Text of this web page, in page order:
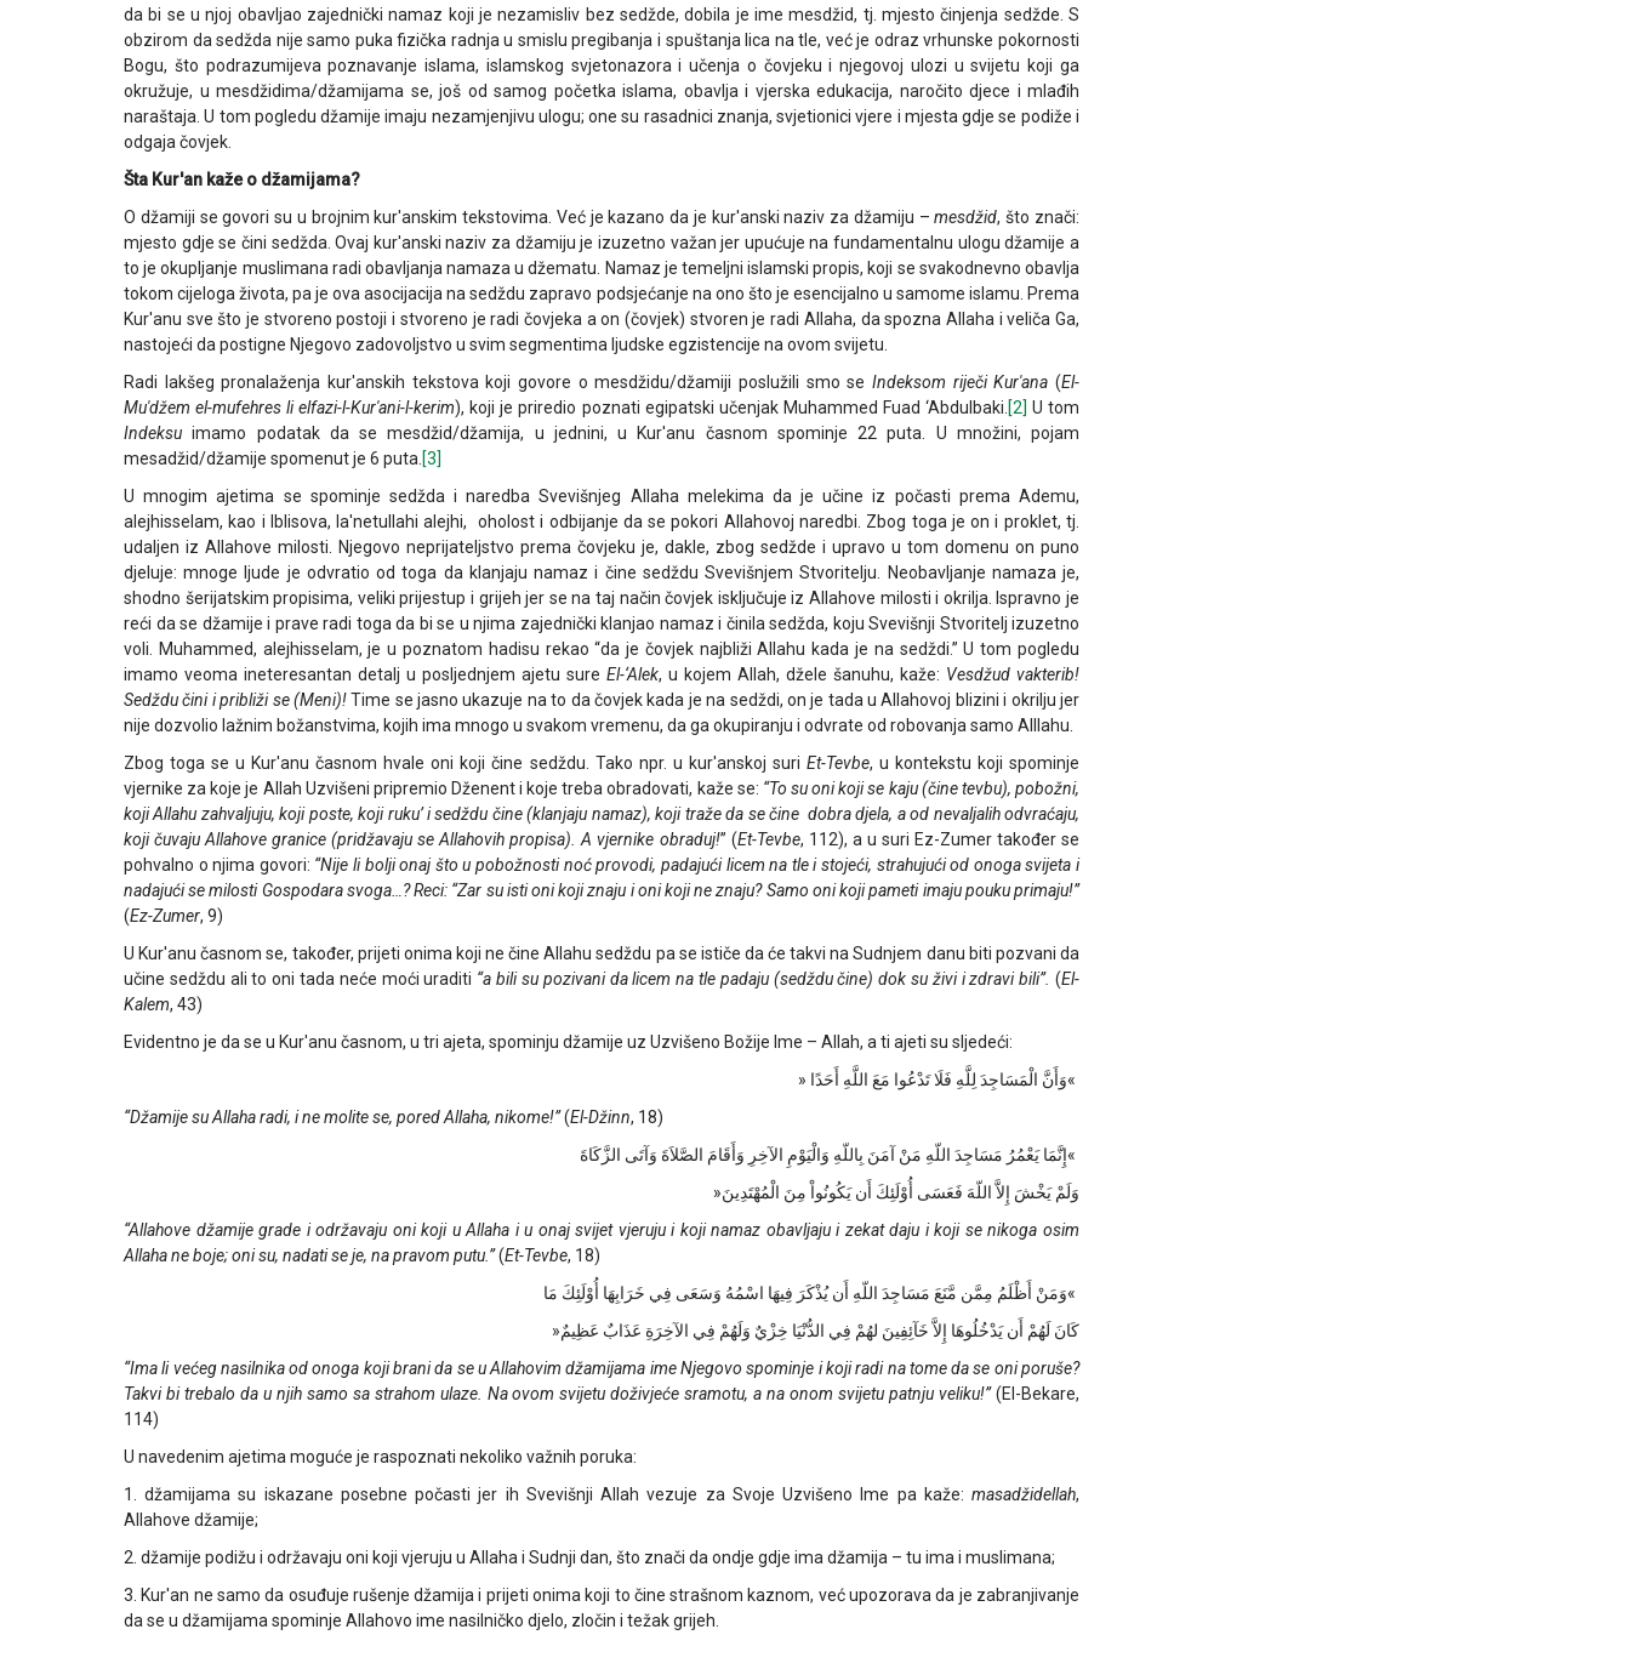
da bi se u njoj obavljao zajednički namaz koji je nezamisliv bez sedžde, dobila je ime mesdžid, tj. mjesto činjenja sedžde. S
obzirom da sedžda nije samo puka fizička radnja u smislu pregibanja i spuštanja lica na tle, već je odraz vrhunske pokornosti
Bogu, što podrazumijeva poznavanje islama, islamskog svjetonazora i učenja o čovjeku i njegovoj ulozi u svijetu koji ga
okružuje, u mesdžidima/džamijama se, još od samog početka islama, obavlja i vjerska edukacija, naročito djece i mlađih
naraštaja. U tom pogledu džamije imaju nezamjenjivu ulogu; one su rasadnici znanja, svjetionici vjere i mjesta gdje se podiže i
odgaja čovjek.
Šta Kur'an kaže o džamijama?
O džamiji se govori su u brojnim kur'anskim tekstovima. Već je kazano da je kur'anski naziv za džamiju –mesdžid, što znači:
mjesto gdje se čini sedžda. Ovaj kur'anski naziv za džamiju je izuzetno važan jer upućuje na fundamentalnu ulogu džamije a
to je okupljanje muslimana radi obavljanja namaza u džematu. Namaz je temeljni islamski propis, koji se svakodnevno obavlja
tokom cijeloga života, pa je ova asocijacija na sedždu zapravo podsjećanje na ono što je esencijalno u samome islamu. Prema
Kur'anu sve što je stvoreno postoji i stvoreno je radi čovjeka a on (čovjek) stvoren je radi Allaha, da spozna Allaha i veliča Ga,
nastojeći da postigne Njegovo zadovoljstvo u svim segmentima ljudske egzistencije na ovom svijetu.
Radi lakšeg pronalaženja kur'anskih tekstova koji govore o mesdžidu/džamiji poslužili smo se Indeksom riječi Kur'ana (El-
Mu'džem el-mufehres li elfazi-l-Kur'ani-l-kerim), koji je priredio poznati egipatski učenjak Muhammed Fuad ‘Abdulbaki. [2] U tom
Indeksu imamo podatak da se mesdžid/džamija, u jednini, u Kur'anu časnom spominje 22 puta. U množini, pojam
mesadžid/džamije spomenut je 6 puta. [3]
U mnogim ajetima se spominje sedžda i naredba Svevišnjeg Allaha melekima da je učine iz počasti prema Ademu,
alejhisselam, kao i Iblisova, la'netullahi alejhi, oholost i odbijanje da se pokori Allahovoj naredbi. Zbog toga je on i proklet, tj.
udaljen iz Allahove milosti. Njegovo neprijateljstvo prema čovjeku je, dakle, zbog sedžde i upravo u tom domenu on puno
djeluje: mnoge ljude je odvratio od toga da klanjaju namaz i čine sedždu Svevišnjem Stvoritelju. Neobavljanje namaza je,
shodno šerijatskim propisima, veliki prijestup i grijeh jer se na taj način čovjek isključuje iz Allahove milosti i okrilja. Ispravno je
reći da se džamije i prave radi toga da bi se u njima zajednički klanjao namaz i činila sedžda, koju Svevišnji Stvoritelj izuzetno
voli. Muhammed, alejhisselam, je u poznatom hadisu rekao “da je čovjek najbliži Allahu kada je na sedždi.” U tom pogledu
imamo veoma ineteresantan detalj u posljednjem ajetu sure El-‘Alek, u kojem Allah, džele šanuhu, kaže: Vesdžud vakterib!
Sedždu čini i približi se (Meni)!Time se jasno ukazuje na to da čovjek kada je na sedždi, on je tada u Allahovoj blizini i okrilju jer
nije dozvolio lažnim božanstvima, kojih ima mnogo u svakom vremenu, da ga okupiranju i odvrate od robovanja samo Alllahu.
Zbog toga se u Kur'anu časnom hvale oni koji čine sedždu. Tako npr. u kur'anskoj suri Et-Tevbe, u kontekstu koji spominje
vjernike za koje je Allah Uzvišeni pripremio Dženent i koje treba obradovati, kaže se: “To su oni koji se kaju (čine tevbu), pobožni,
koji Allahu zahvaljuju, koji poste, koji ruku’ i sedždu čine (klanjaju namaz), koji traže da se čine dobra djela, a od nevaljalih odvraćaju,
koji čuvaju Allahove granice (pridžavaju se Allahovih propisa). A vjernike obraduj!” (Et-Tevbe, 112), a u suri Ez-Zumer također se
pohvalno o njima govori: “Nije li bolji onaj što u pobožnosti noć provodi, padajući licem na tle i stojeći, strahujući od onoga svijeta i
nadajući se milosti Gospodara svoga…? Reci: “Zar su isti oni koji znaju i oni koji ne znaju? Samo oni koji pameti imaju pouku primaju!”
(Ez-Zumer, 9)
U Kur'anu časnom se, također, prijeti onima koji ne čine Allahu sedždu pa se ističe da će takvi na Sudnjem danu biti pozvani da
učine sedždu ali to oni tada neće moći uraditi “a bili su pozivani da licem na tle padaju (sedždu čine) dok su živi i zdravi bili”. (El-
Kalem, 43)
Evidentno je da se u Kur'anu časnom, u tri ajeta, spominju džamije uz Uzvišeno Božije Ime – Allah, a ti ajeti su sljedeći:
»وَأَنَّ الْمَسَاجِدَ لِلَّهِ فَلَا تَدْعُوا مَعَ اللَّهِ أَحَدًا «
“Džamije su Allaha radi, i ne molite se, pored Allaha, nikome!”(El-Džinn, 18)
»إِنَّمَا يَعْمُرُ مَسَاجِدَ اللّهِ مَنْ آمَنَ بِاللّهِ وَالْيَوْمِ الآخِرِ وَأَقَامَ الصَّلاَةَ وَآتَى الزَّكَاةَ
وَلَمْ يَخْشَ إِلاَّ اللّهَ فَعَسَى أُوْلَئِكَ أَن يَكُونُواْ مِنَ الْمُهْتَدِينَ«
“Allahove džamije grade i održavaju oni koji u Allaha i u onaj svijet vjeruju i koji namaz obavljaju i zekat daju i koji se nikoga osim
Allaha ne boje; oni su, nadati se je, na pravom putu.”(Et-Tevbe, 18)
»وَمَنْ أَظْلَمُ مِمَّن مَّنَعَ مَسَاجِدَ اللّهِ أَن يُذْكَرَ فِيهَا اسْمُهُ وَسَعَى فِي خَرَابِهَا أُوْلَئِكَ مَا
كَانَ لَهُمْ أَن يَدْخُلُوهَا إِلاَّ خَآئِفِينَ لهُمْ فِي الدُّنْيَا خِزْيٌ وَلَهُمْ فِي الآخِرَةِ عَذَابٌ عَظِيمٌ«
“Ima li većeg nasilnika od onoga koji brani da se u Allahovim džamijama ime Njegovo spominje i koji radi na tome da se oni poruše?
Takvi bi trebalo da u njih samo sa strahom ulaze. Na ovom svijetu doživjeće sramotu, a na onom svijetu patnju veliku!”(El-Bekare,
114)
U navedenim ajetima moguće je raspoznati nekoliko važnih poruka:
1. džamijama su iskazane posebne počasti jer ih Svevišnji Allah vezuje za Svoje Uzvišeno Ime pa kaže: masadžidellah,
Allahove džamije;
2. džamije podižu i održavaju oni koji vjeruju u Allaha i Sudnji dan, što znači da ondje gdje ima džamija – tu ima i muslimana;
3. Kur'an ne samo da osuđuje rušenje džamija i prijeti onima koji to čine strašnom kaznom, već upozorava da je zabranjivanje
da se u džamijama spominje Allahovo ime nasilničko djelo, zločin i težak grijeh.